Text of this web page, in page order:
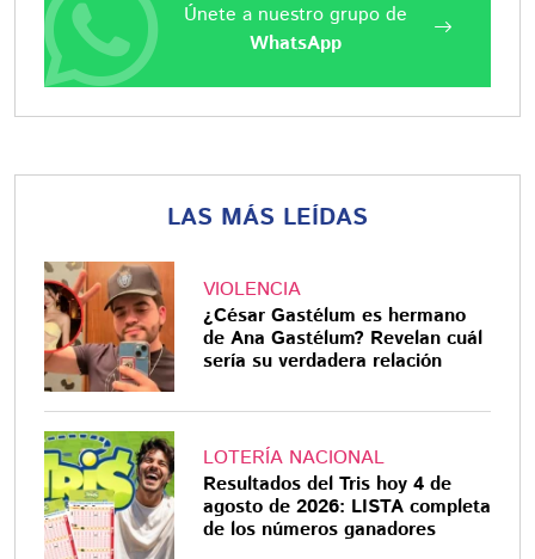
Únete a nuestro grupo de
WhatsApp
LAS MÁS LEÍDAS
VIOLENCIA
¿César Gastélum es hermano
de Ana Gastélum? Revelan cuál
sería su verdadera relación
LOTERÍA NACIONAL
Resultados del Tris hoy 4 de
agosto de 2026: LISTA completa
de los números ganadores